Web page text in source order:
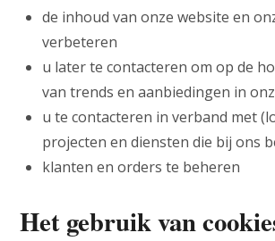
de inhoud van onze website en
verbeteren
u later te contacteren om op de
van trends en aanbiedingen in
u te contacteren in verband met
projecten en diensten die bij ons
klanten en orders te beheren
Het gebruik van